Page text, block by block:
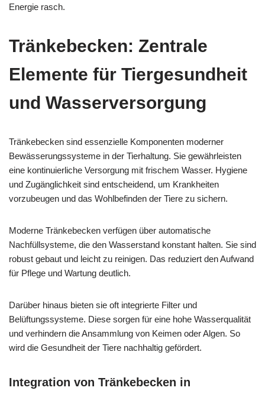
Energie rasch.
Tränkebecken: Zentrale
Elemente für Tiergesundheit
und Wasserversorgung
Tränkebecken sind essenzielle Komponenten moderner
Bewässerungssysteme in der Tierhaltung. Sie gewährleisten
eine kontinuierliche Versorgung mit frischem Wasser. Hygiene
und Zugänglichkeit sind entscheidend, um Krankheiten
vorzubeugen und das Wohlbefinden der Tiere zu sichern.
Moderne Tränkebecken verfügen über automatische
Nachfüllsysteme, die den Wasserstand konstant halten. Sie sind
robust gebaut und leicht zu reinigen. Das reduziert den Aufwand
für Pflege und Wartung deutlich.
Darüber hinaus bieten sie oft integrierte Filter und
Belüftungssysteme. Diese sorgen für eine hohe Wasserqualität
und verhindern die Ansammlung von Keimen oder Algen. So
wird die Gesundheit der Tiere nachhaltig gefördert.
Integration von Tränkebecken in